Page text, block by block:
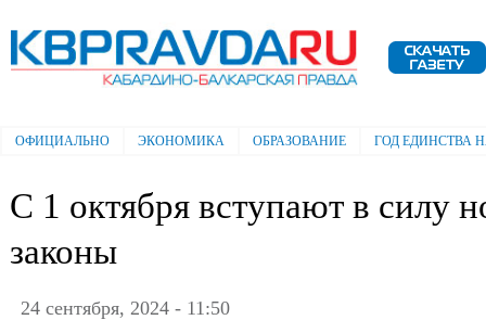
Электронная газета "Кабардино-
Балкарская правда"
Главное меню
ОФИЦИАЛЬНО ЭКОНОМИКА ОБРАЗОВАНИЕ ГОД ЕДИНСТВА
С 1 октября вступают в силу
законы
24 сентября, 2024 - 11:50